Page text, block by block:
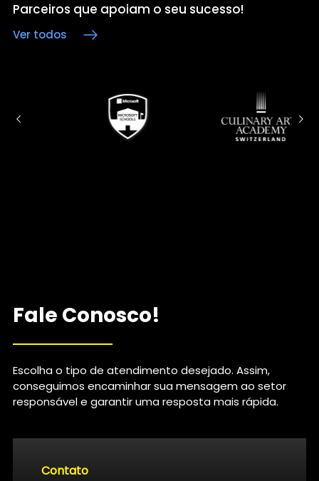
Parceiros que apoiam o seu sucesso!
Ver todos
Fale Conosco!
Escolha o tipo de atendimento desejado. Assim,
conseguimos encaminhar sua mensagem ao setor
responsável e garantir uma resposta mais rápida.
Contato